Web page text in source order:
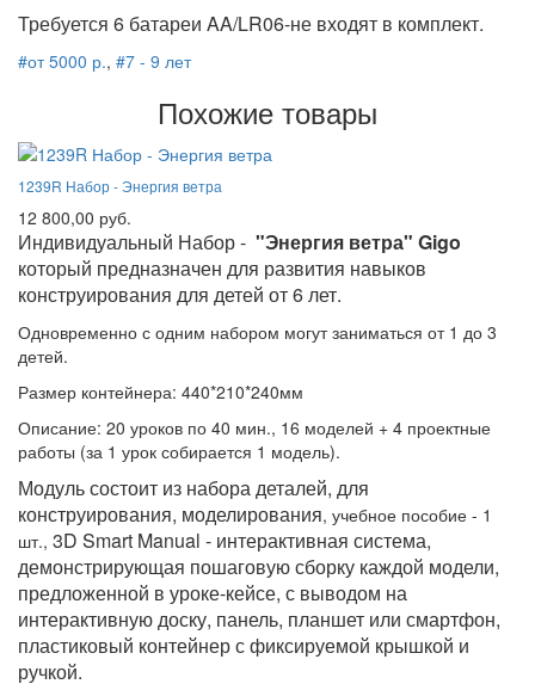
Требуется 6 батареи AA/LR06-не входят в комплект.
#от 5000 р., #7 - 9 лет
Похожие товары
1239R Набор - Энергия ветра
12 800,00 руб.
Индивидуальный Набор - "Энергия ветра" Gigo
который предназначен для развития навыков
конструирования для детей от 6 лет.
Одновременно с одним набором могут заниматься от 1 до 3
детей.
Размер контейнера: 440*210*240мм
Описание: 20 уроков по 40 мин., 16 моделей + 4 проектные
работы (за 1 урок собирается 1 модель).
Модуль состоит из набора деталей, для
конструирования, моделирования, учебное пособие - 1
шт., 3D Smart Manual - интерактивная система,
демонстрирующая пошаговую сборку каждой модели,
предложенной в уроке-кейсе, с выводом на
интерактивную доску, панель, планшет или смартфон,
пластиковый контейнер с фиксируемой крышкой и
ручкой.